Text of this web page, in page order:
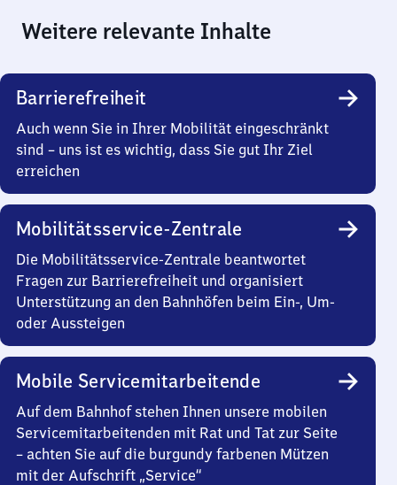
Weitere relevante Inhalte
Barrierefreiheit
Auch wenn Sie in Ihrer Mobilität eingeschränkt
sind – uns ist es wichtig, dass Sie gut Ihr Ziel
erreichen
Mobilitätsservice-Zentrale
Die Mobilitätsservice-Zentrale beantwortet
Fragen zur Barrierefreiheit und organisiert
Unterstützung an den Bahnhöfen beim Ein-, Um-
oder Aussteigen
Mobile Servicemitarbeitende
Auf dem Bahnhof stehen Ihnen unsere mobilen
Servicemitarbeitenden mit Rat und Tat zur Seite
– achten Sie auf die burgundy farbenen Mützen
mit der Aufschrift „Service“